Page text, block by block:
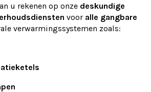
u rekenen op onze deskundige
voor alle gangbare
verwarmingssystemen zoals: